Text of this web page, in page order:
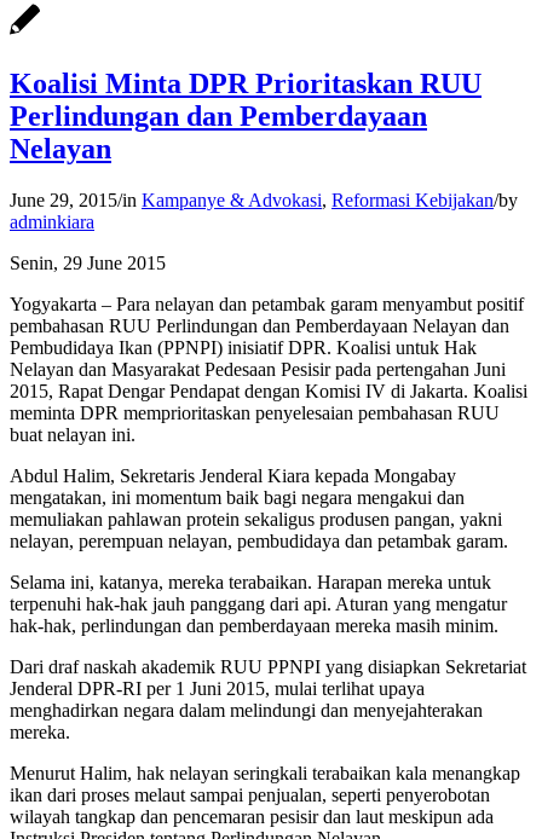
Koalisi Minta DPR Prioritaskan RUU
Perlindungan dan Pemberdayaan
Nelayan
June 29, 2015/in Kampanye & Advokasi, Reformasi Kebijakan/by
adminkiara
Senin, 29 June 2015
Yogyakarta – Para nelayan dan petambak garam menyambut positif
pembahasan RUU Perlindungan dan Pemberdayaan Nelayan dan
Pembudidaya Ikan (PPNPI) inisiatif DPR. Koalisi untuk Hak
Nelayan dan Masyarakat Pedesaan Pesisir pada pertengahan Juni
2015, Rapat Dengar Pendapat dengan Komisi IV di Jakarta. Koalisi
meminta DPR memprioritaskan penyelesaian pembahasan RUU
buat nelayan ini.
Abdul Halim, Sekretaris Jenderal Kiara kepada Mongabay
mengatakan, ini momentum baik bagi negara mengakui dan
memuliakan pahlawan protein sekaligus produsen pangan, yakni
nelayan, perempuan nelayan, pembudidaya dan petambak garam.
Selama ini, katanya, mereka terabaikan. Harapan mereka untuk
terpenuhi hak-hak jauh panggang dari api. Aturan yang mengatur
hak-hak, perlindungan dan pemberdayaan mereka masih minim.
Dari draf naskah akademik RUU PPNPI yang disiapkan Sekretariat
Jenderal DPR-RI per 1 Juni 2015, mulai terlihat upaya
menghadirkan negara dalam melindungi dan menyejahterakan
mereka.
Menurut Halim, hak nelayan seringkali terabaikan kala menangkap
ikan dari proses melaut sampai penjualan, seperti penyerobotan
wilayah tangkap dan pencemaran pesisir dan laut meskipun ada